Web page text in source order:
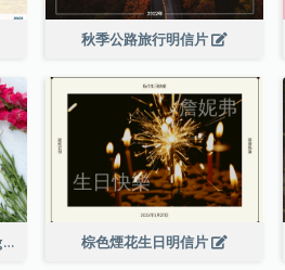
秋季公路旅行明信片
Pink Floral Photo Wedding Postcard 棕色煙花生日明信片